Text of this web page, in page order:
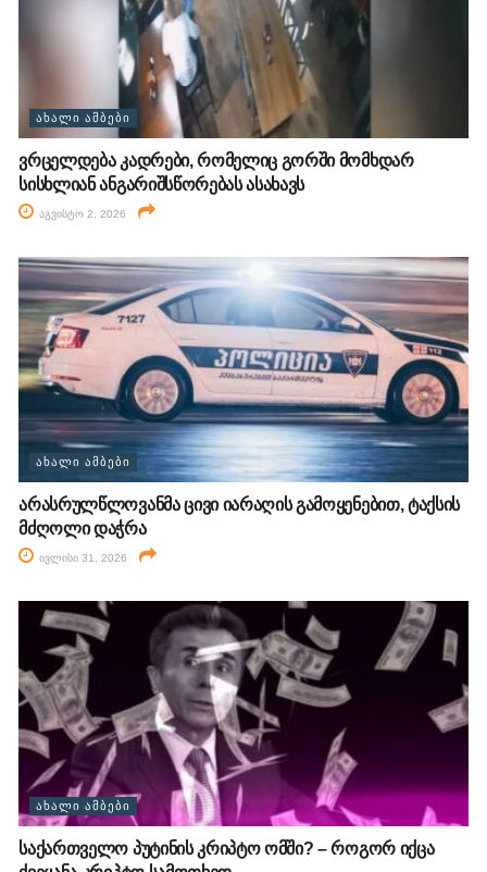
ᲐᲮᲐᲚᲘ ᲐᲛᲑᲔᲑᲘ
ვრცელდება კადრები, რომელიც გორში მომხდარ
სისხლიან ანგარიშსწორებას ასახავს
აგვისტო 2, 2026
ᲐᲮᲐᲚᲘ ᲐᲛᲑᲔᲑᲘ
არასრულწლოვანმა ცივი იარაღის გამოყენებით, ტაქსის
მძღოლი დაჭრა
ივლისი 31, 2026
ᲐᲮᲐᲚᲘ ᲐᲛᲑᲔᲑᲘ
საქართველო პუტინის კრიპტო ომში? – როგორ იქცა